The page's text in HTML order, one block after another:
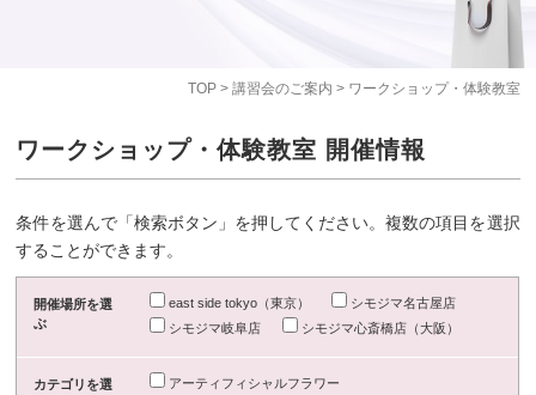
TOP> 講習会のご案内 > ワークショップ・体験教室
ワークショップ・体験教室 開催情報
条件を選んで「検索ボタン」を押してください。複数の項目を選択
することができます。
開催場所を選
ぶ
east side tokyo（東京）
シモジマ名古屋店
シモジマ岐阜店
シモジマ心斎橋店（大阪）
カテゴリを選
アーティフィシャルフラワー